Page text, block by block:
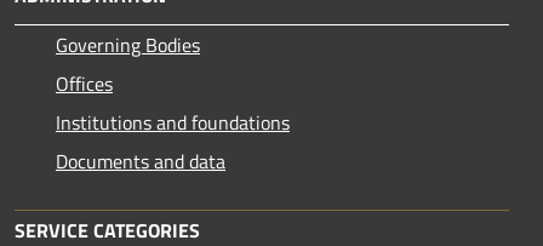
Governing Bodies
Offices
Institutions and foundations
Documents and data
SERVICE CATEGORIES